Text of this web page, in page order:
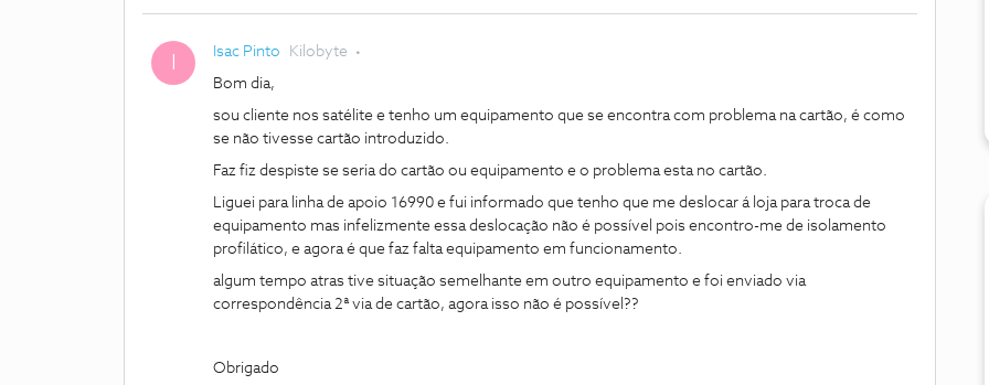
Isac Pinto Kilobyte
Bom dia,
sou cliente nos satélite e tenho um equipamento que se encontra com problema na cartão, é como
se não tivesse cartão introduzido.
Faz fiz despiste se seria do cartão ou equipamento e o problema esta no cartão.
Liguei para linha de apoio 16990 e fui informado que tenho que me deslocar á loja para troca de
equipamento mas infelizmente essa deslocação não é possível pois encontro-me de isolamento
profilático, e agora é que faz falta equipamento em funcionamento.
algum tempo atras tive situação semelhante em outro equipamento e foi enviado via
correspondência 2ª via de cartão, agora isso não é possível??
Obrigado